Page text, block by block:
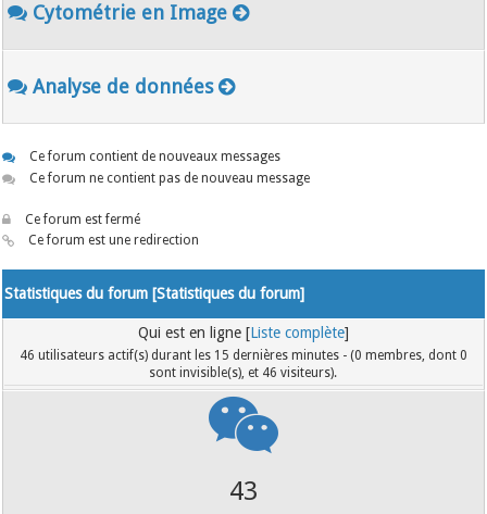
Cytométrie en Image
Analyse de données
Ce forum contient de nouveaux messages
Ce forum ne contient pas de nouveau message
Ce forum est fermé
Ce forum est une redirection
Statistiques du forum [Statistiques du forum]
Qui est en ligne [Liste complète]
46 utilisateurs actif(s) durant les 15 dernières minutes - (0 membres, dont 0
sont invisible(s), et 46 visiteurs).
43